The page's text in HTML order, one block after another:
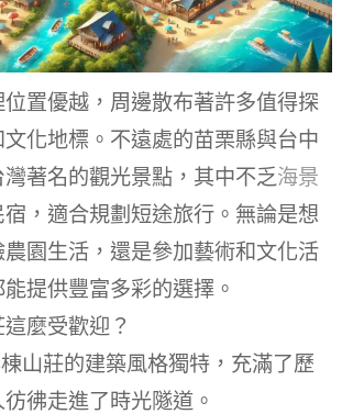
置優越，周邊散布著許多值得探
化地標。不遠處的苗栗縣與台中
著名的觀光景點，其中不乏海景
，適合規劃短途旅行。無論是想
園生活，還是參加藝術和文化活
提供豐富多彩的選擇。
麼受歡迎？
山莊的建築風格獨特，充滿了歷
彿走進了時光隧道。